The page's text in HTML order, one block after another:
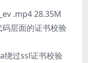
.mp4 28.35M
层面的证书校验
过ssl证书校验